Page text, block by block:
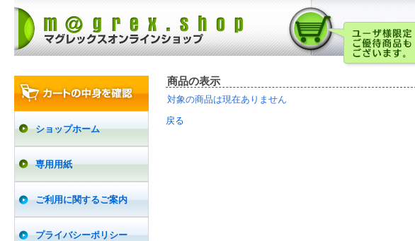
ショップホーム
専用用紙
ご利用に関するご案内
プライバシーポリシー
商品の表示
対象の商品は現在ありません
戻る